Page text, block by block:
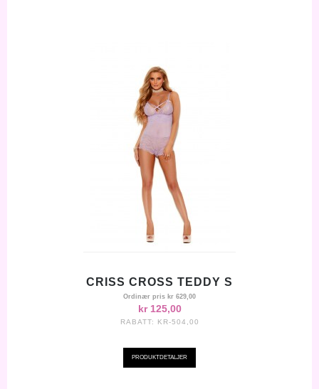
CRISS CROSS TEDDY S
Ordinær pris kr 629,00
kr 125,00
RABATT: KR-504,00
PRODUKTDETALJER